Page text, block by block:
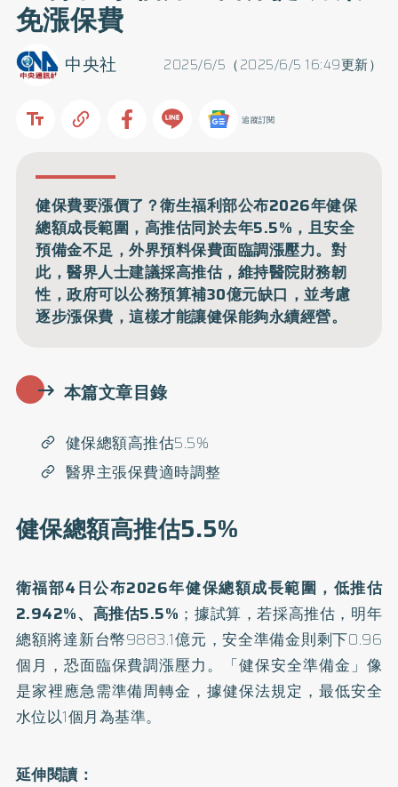
免漲保費
2025/6/5（2025/6/5 16:49更新）
中央社
追蹤訂閱
健保費要漲價了？衛生福利部公布2026年健保
總額成長範圍，高推估同於去年5.5%，且安全
預備金不足，外界預料保費面臨調漲壓力。對
此，醫界人士建議採高推估，維持醫院財務韌
性，政府可以公務預算補30億元缺口，並考慮
逐步漲保費，這樣才能讓健保能夠永續經營。
本篇文章目錄
健保總額高推估5.5%
醫界主張保費適時調整
健保總額高推估5.5%
衛福部4日公布2026年健保總額成長範圍，低推估
2.942%、高推估5.5% ；據試算，若採高推估，明年
總額將達新台幣9883.1億元，安全準備金則剩下0.96
個月，恐面臨保費調漲壓力。「健保安全準備金」像
是家裡應急需準備周轉金，據健保法規定，最低安全
水位以1個月為基準。
延伸閱讀：